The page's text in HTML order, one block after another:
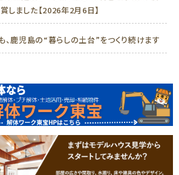
しました【2026年2月6日】
鹿児島の“暮らしの土台”をつくり続けます